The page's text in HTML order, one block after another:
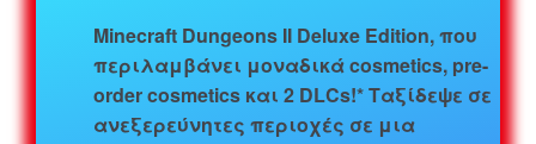
Minecraft Dungeons II Deluxe Edition, που
περιλαμβάνει μοναδικά cosmetics, pre-
order cosmetics και 2 DLCs!* Ταξίδεψε σε
ανεξερεύνητες περιοχές σε μια